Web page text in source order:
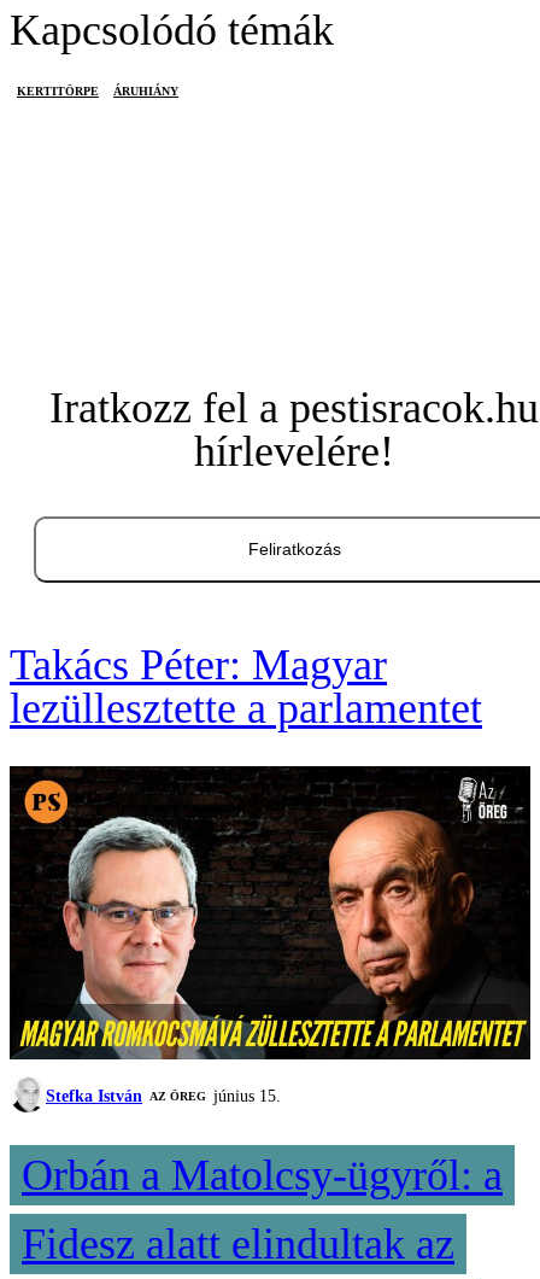
Kapcsolódó témák
KERTITÖRPE ÁRUHIÁNY
Iratkozz fel a pestisracok.hu
hírlevelére!
Feliratkozás
Takács Péter: Magyar
lezüllesztette a parlamentet
Stefka István AZ ÖREG június 15.
Orbán a Matolcsy-ügyről: a
Fidesz alatt elindultak az